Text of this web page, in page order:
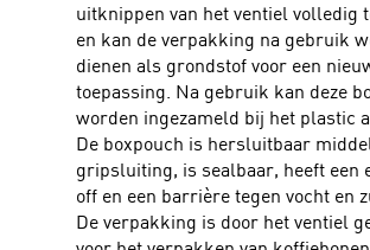
uitknippen van het ventiel volledig
en kan de verpakking na gebruik
dienen als grondstof voor een
toepassing. Na gebruik kan deze
worden ingezameld bij het plastic
De boxpouch is hersluitbaar
gripsluiting, is sealbaar, heeft een
off en een barrière tegen vocht en
De verpakking is door het ventiel